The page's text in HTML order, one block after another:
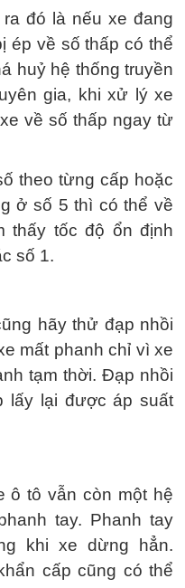
đó là nếu xe đang
ép về số thấp có thể
huỷ hệ thống truyền
gia, khi xử lý xe
về số thấp ngay từ
theo từng cấp hoặc
ở số 5 thì có thể về
thấy tốc độ ổn định
số 1.
hãy thử đạp nhồi
mất phanh chỉ vì xe
tạm thời. Đạp nhồi
lấy lại được áp suất
ô tô vẫn còn một hệ
tay. Phanh tay
khi xe dừng hẳn.
cấp cũng có thể